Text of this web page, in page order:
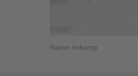
Rainer Imkamp